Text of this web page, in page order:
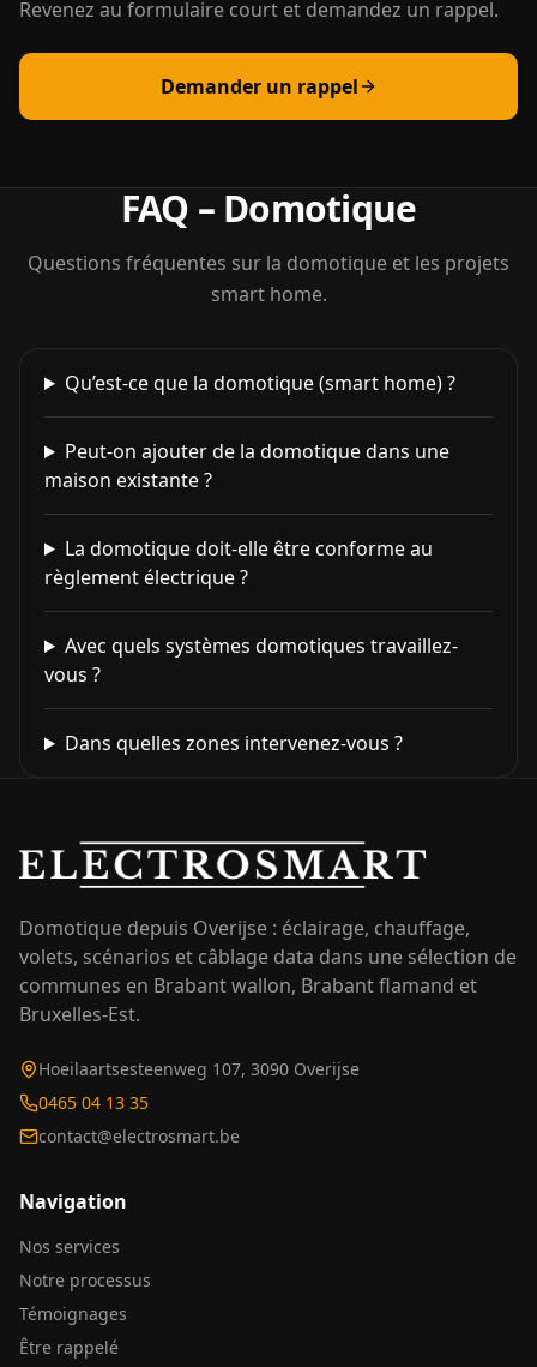
Revenez au formulaire court et demandez un rappel.
Demander un rappel
FAQ – Domotique
Questions fréquentes sur la domotique et les projets
smart home.
Qu’est-ce que la domotique (smart home) ?
Peut-on ajouter de la domotique dans une
maison existante ?
La domotique doit-elle être conforme au
règlement électrique ?
Avec quels systèmes domotiques travaillez-
vous ?
Dans quelles zones intervenez-vous ?
Domotique depuis Overijse : éclairage, chauffage,
volets, scénarios et câblage data dans une sélection de
communes en Brabant wallon, Brabant flamand et
Bruxelles-Est.
Hoeilaartsesteenweg 107, 3090 Overijse
0465 04 13 35
contact@electrosmart.be
Navigation
Nos services
Notre processus
Témoignages
Être rappelé